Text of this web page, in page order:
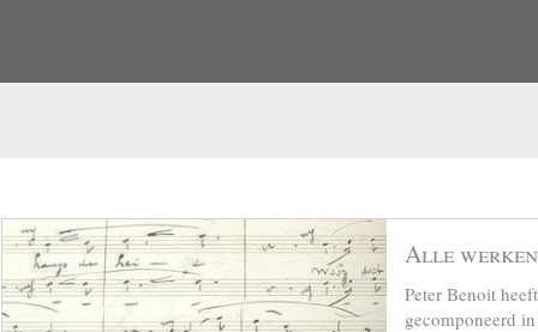
Alle werken
Peter Benoit
gecomponeerd